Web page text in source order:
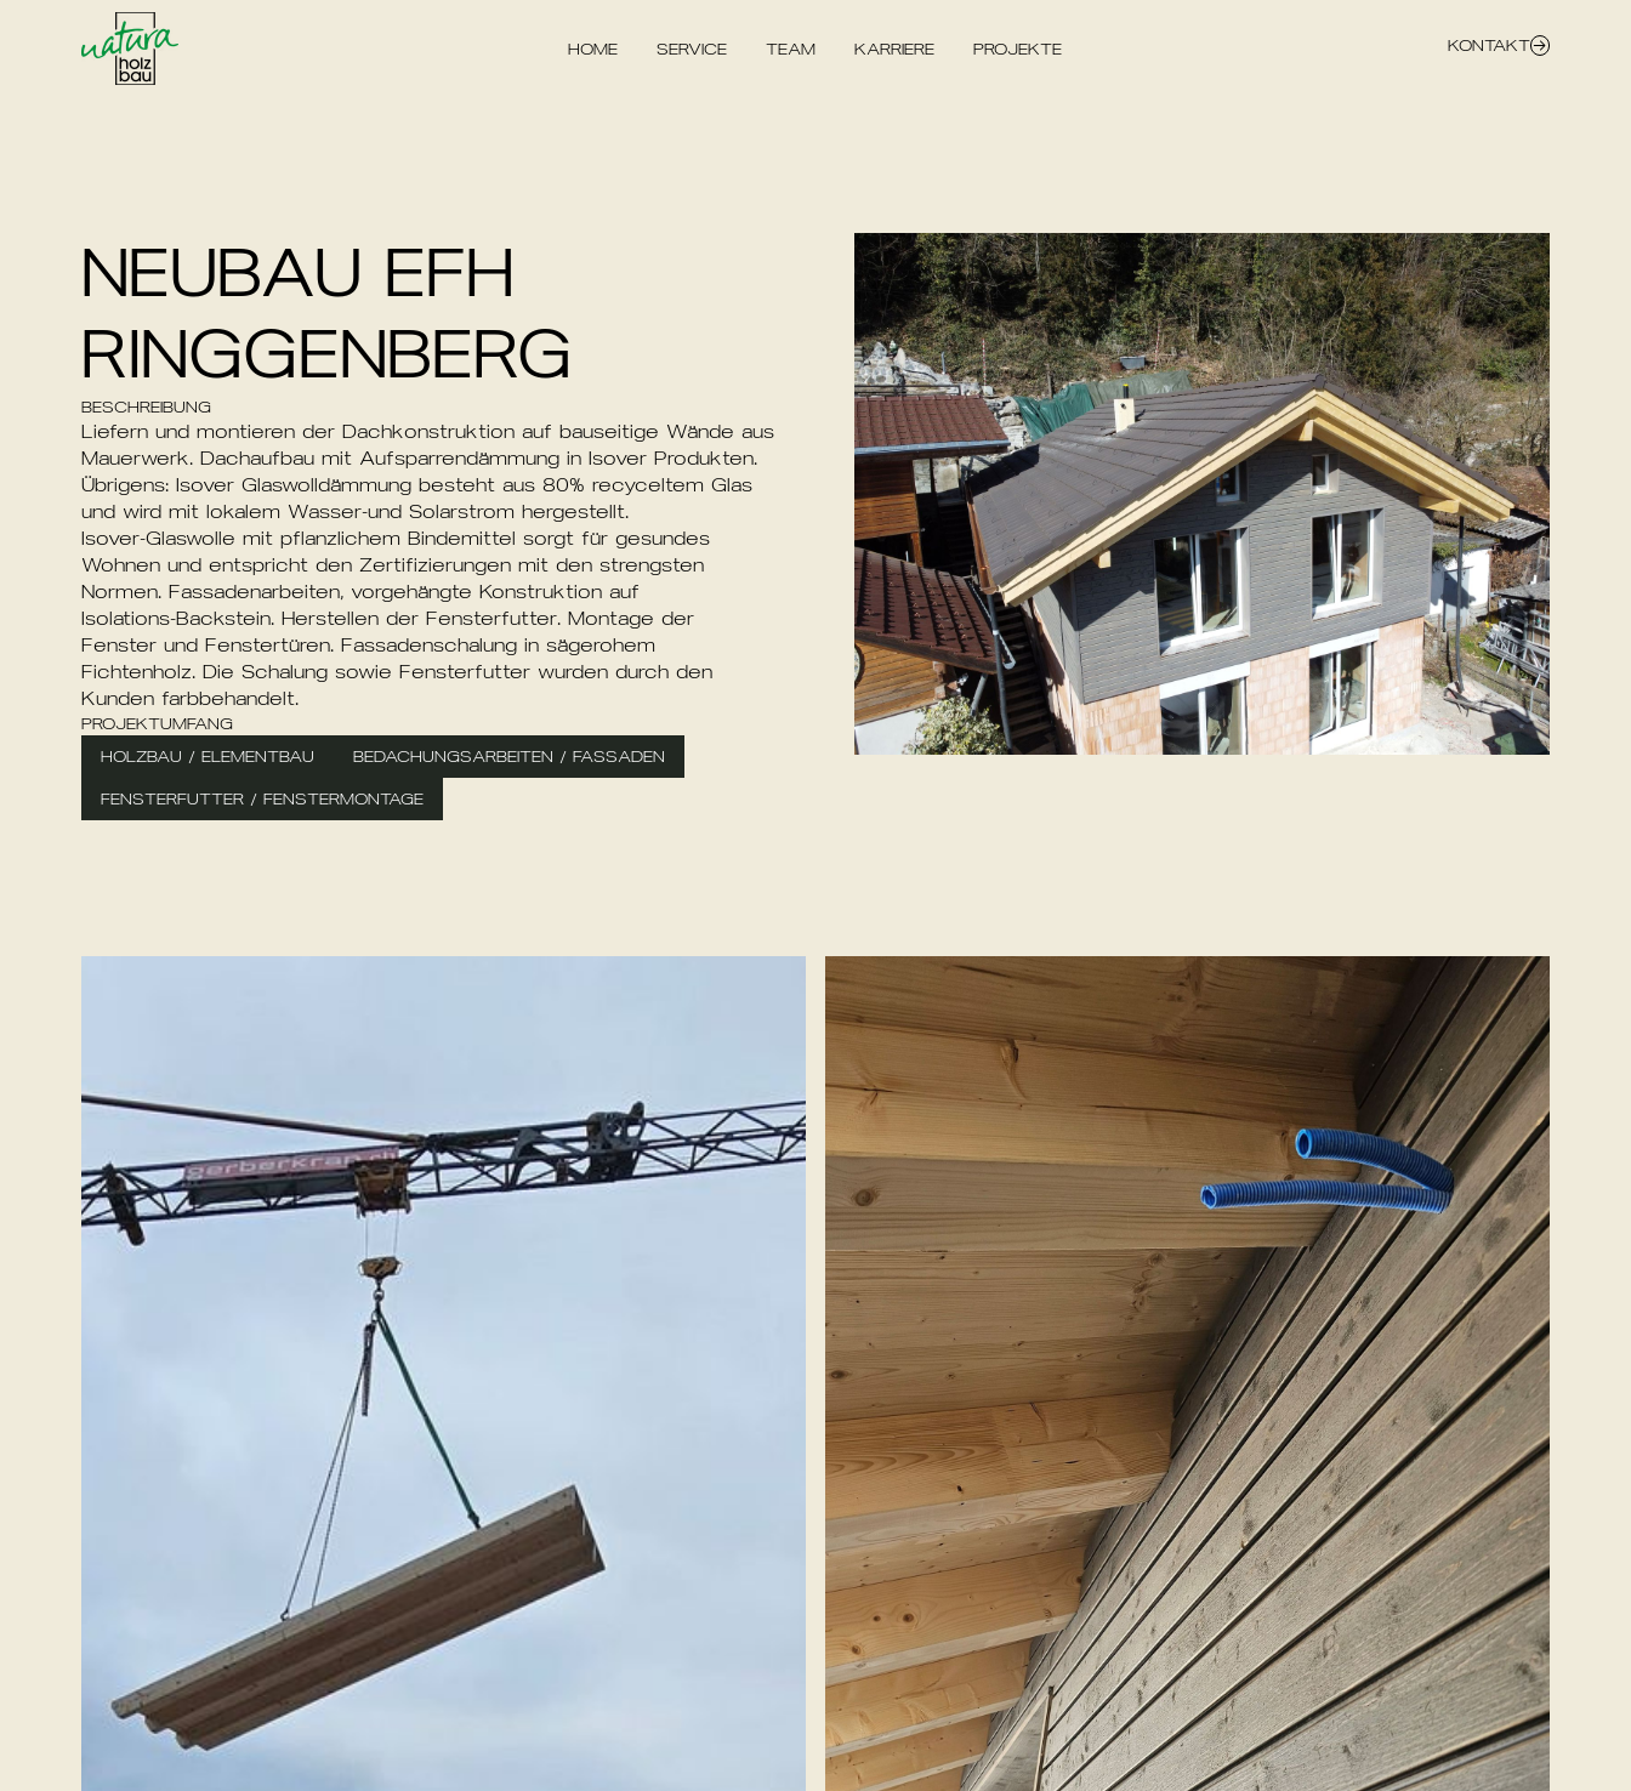
HOME SERVICE TEAM KARRIERE PROJEKTE KONTAKT
NEUBAU EFH
RINGGENBERG
BESCHREIBUNG
Liefern und montieren der Dachkonstruktion auf bauseitige Wände aus
Mauerwerk. Dachaufbau mit Aufsparrendämmung in Isover Produkten.
Übrigens: Isover Glaswolldämmung besteht aus 80% recyceltem Glas
und wird mit lokalem Wasser-und Solarstrom hergestellt.
Isover-Glaswolle mit pflanzlichem Bindemittel sorgt für gesundes
Wohnen und entspricht den Zertifizierungen mit den strengsten
Normen. Fassadenarbeiten, vorgehängte Konstruktion auf
Isolations-Backstein. Herstellen der Fensterfutter. Montage der
Fenster und Fenstertüren. Fassadenschalung in sägerohem
Fichtenholz. Die Schalung sowie Fensterfutter wurden durch den
Kunden farbbehandelt.
PROJEKTUMFANG
HOLZBAU / ELEMENTBAU BEDACHUNGSARBEITEN / FASSADEN
FENSTERFUTTER / FENSTERMONTAGE